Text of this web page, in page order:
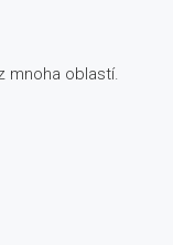
mnoha oblastí.